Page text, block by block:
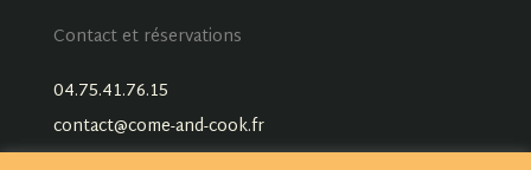
Contact et réservations
04.75.41.76.15
contact@come-and-cook.fr